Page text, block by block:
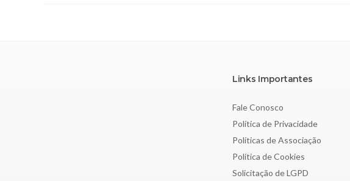
Links Importantes
Fale Conosco
Política de Privacidade
Políticas de Associação
Política de Cookies
Solicitação de LGPD